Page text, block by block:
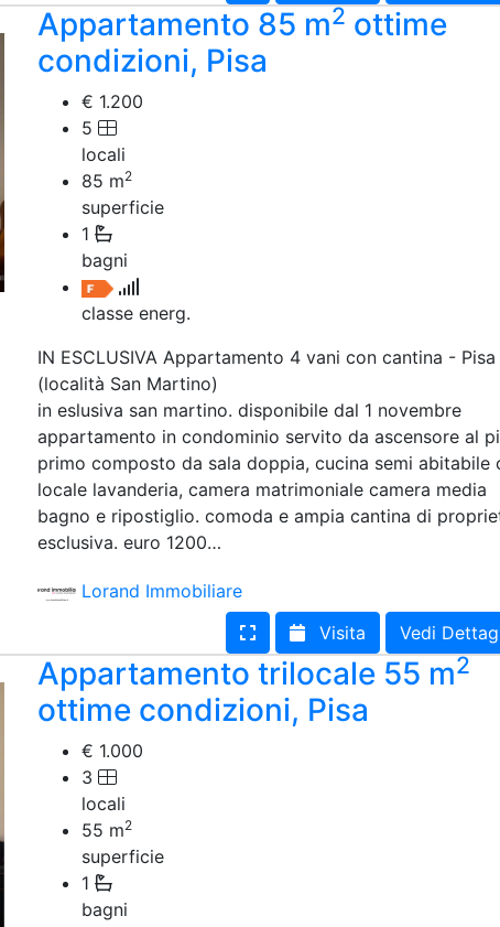
Appartamento 85 m2 ottime
condizioni, Pisa
€ 1.200
5
locali
85 m2
superficie
1
bagni
classe energ.
IN ESCLUSIVA Appartamento 4 vani con cantina - Pisa
(località San Martino)
in eslusiva san martino. disponibile dal 1 novembre
appartamento in condominio servito da ascensore al
primo composto da sala doppia, cucina semi abitabile
locale lavanderia, camera matrimoniale camera media
bagno e ripostiglio. comoda e ampia cantina di
esclusiva. euro 1200…
Lorand Immobiliare
Visita
Vedi
Appartamento trilocale 55 m2
ottime condizioni, Pisa
€ 1.000
3
locali
55 m2
superficie
1
bagni